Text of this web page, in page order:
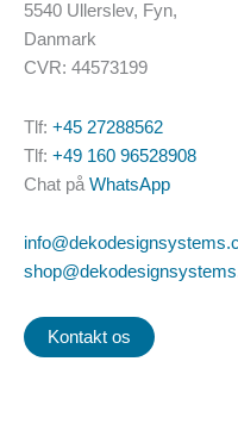
5540 Ullerslev, Fyn,
Danmark
CVR: 44573199
Tlf: +45 27288562
Tlf: +49 160 96528908
Chat på WhatsApp
Kontakt os